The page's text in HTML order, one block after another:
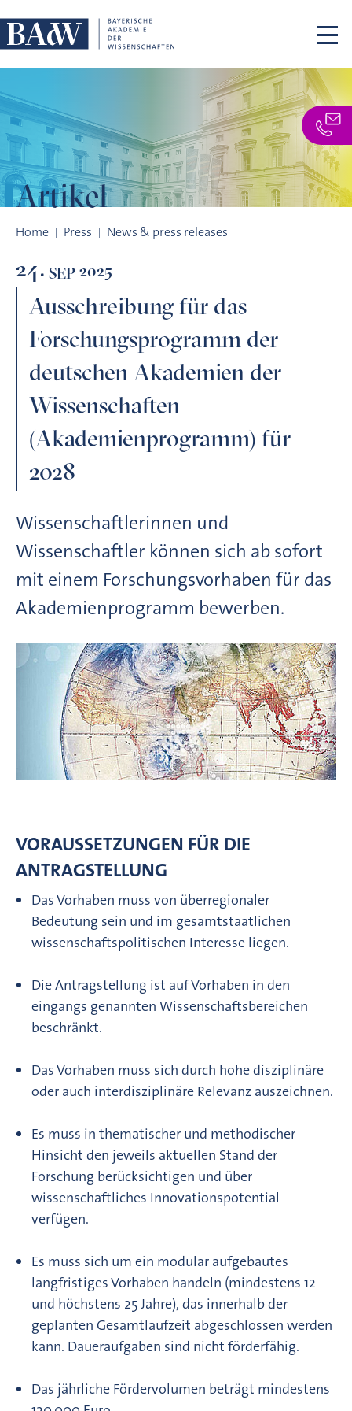
Artikel
Home Press News & press releases
24. SEP 2025
Ausschreibung für das
Forschungsprogramm der
deutschen Akademien der
Wissenschaften
(Akademienprogramm) für
2028
Wissenschaftlerinnen und
Wissenschaftler können sich ab sofort
mit einem Forschungsvorhaben für das
Akademienprogramm bewerben.
VORAUSSETZUNGEN FÜR DIE
ANTRAGSTELLUNG
Das Vorhaben muss von überregionaler
Bedeutung sein und im gesamtstaatlichen
wissenschaftspolitischen Interesse liegen.
Die Antragstellung ist auf Vorhaben in den
eingangs genannten Wissenschaftsbereichen
beschränkt.
Das Vorhaben muss sich durch hohe disziplinäre
oder auch interdisziplinäre Relevanz auszeichnen.
Es muss in thematischer und methodischer
Hinsicht den jeweils aktuellen Stand der
Forschung berücksichtigen und über
wissenschaftliches Innovationspotential
verfügen.
Es muss sich um ein modular aufgebautes
langfristiges Vorhaben handeln (mindestens 12
und höchstens 25 Jahre), das innerhalb der
geplanten Gesamtlaufzeit abgeschlossen werden
kann. Daueraufgaben sind nicht förderfähig.
Das jährliche Fördervolumen beträgt mindestens